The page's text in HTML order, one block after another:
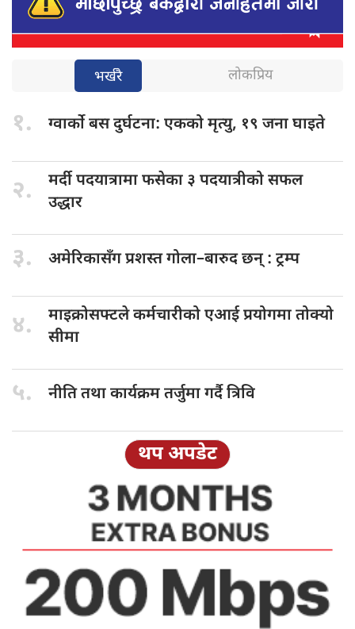
भर्खरै लोकप्रिय
१. ग्वार्को बसदुर्घटना: एकको मृत्यु, १९ जना घाइते
२. मर्दी पदयात्रामाफसेका ३ पदयात्रीको सफल
उद्धार
३. अमेरिकासँग प्रशस्तगोला–बारुद छन् : ट्रम्प
४. माइक्रोसफ्टले कर्मचारीकोएआई प्रयोगमा तोक्यो
सीमा
५. नीति तथाकार्यक्रम तर्जुमा गर्दै त्रिवि
थप अपडेट